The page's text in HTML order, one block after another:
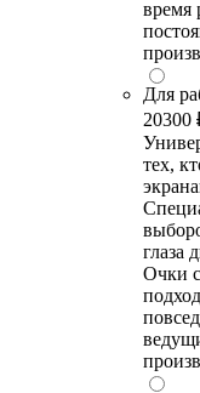
время
Для
20300
тех,
глаза
Очки